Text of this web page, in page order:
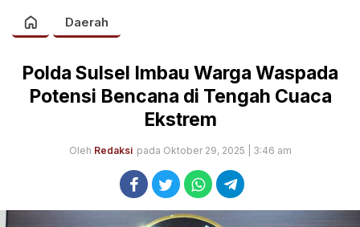
Daerah
Polda Sulsel Imbau Warga Waspada
Potensi Bencana di Tengah Cuaca
Ekstrem
Oleh Redaksi pada Oktober 29, 2025 | 3:46 am